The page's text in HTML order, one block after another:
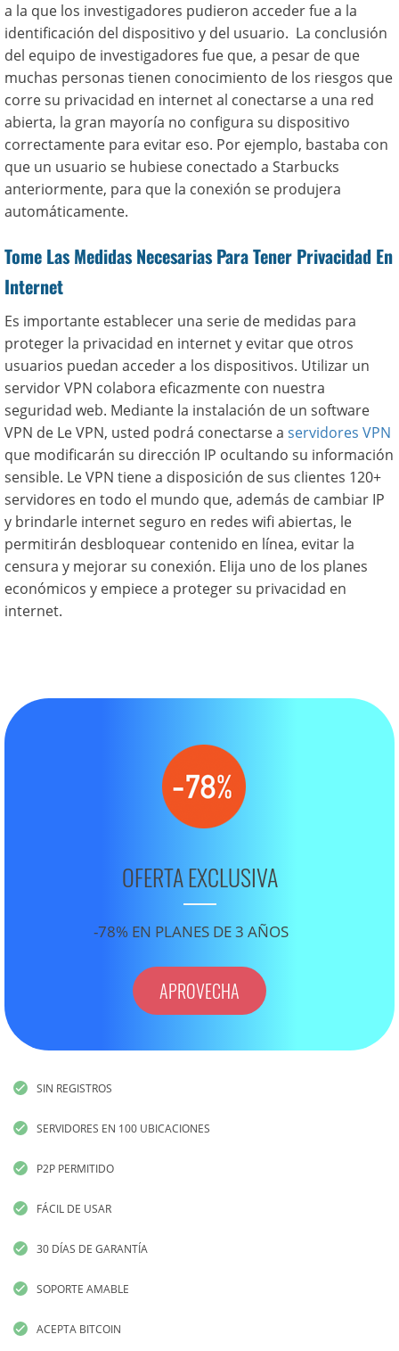
a la que los investigadores pudieron acceder fue a la
identificación del dispositivo y del usuario. La conclusión
del equipo de investigadores fue que, a pesar de que
muchas personas tienen conocimiento de los riesgos que
corre su privacidad en internet al conectarse a una red
abierta, la gran mayoría no configura su dispositivo
correctamente para evitar eso. Por ejemplo, bastaba con
que un usuario se hubiese conectado a Starbucks
anteriormente, para que la conexión se produjera
automáticamente.
Tome Las Medidas Necesarias Para Tener Privacidad En
Internet
Es importante establecer una serie de medidas para
proteger la privacidad en internet y evitar que otros
usuarios puedan acceder a los dispositivos. Utilizar un
servidor VPN colabora eficazmente con nuestra
seguridad web. Mediante la instalación de un software
VPN de Le VPN, usted podrá conectarse a servidores VPN
que modificarán su dirección IP ocultando su información
sensible. Le VPN tiene a disposición de sus clientes 120+
servidores en todo el mundo que, además de cambiar IP
y brindarle internet seguro en redes wifi abiertas, le
permitirán desbloquear contenido en línea, evitar la
censura y mejorar su conexión. Elija uno de los planes
económicos y empiece a proteger su privacidad en
internet.
OFERTA EXCLUSIVA
-78% EN PLANES DE 3 AÑOS
APROVECHA
SIN REGISTROS
SERVIDORES EN 100 UBICACIONES
P2P PERMITIDO
FÁCIL DE USAR
30 DÍAS DE GARANTÍA
SOPORTE AMABLE
ACEPTA BITCOIN